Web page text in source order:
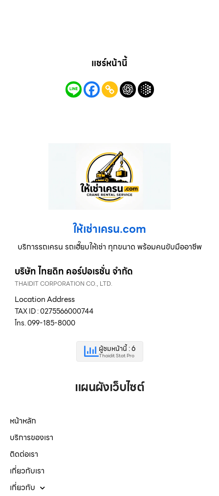
แชร์หน้านี้
ให้เช่าเครน.com
บริการรถเครน รถเฮี๊ยบให้เช่า ทุกขนาด พร้อมคนขับมืออาชีพ
บริษัท ไทยดิท คอร์ปอเรชั่น จำกัด
THAIDIT CORPORATION CO., LTD.
Location Address
TAX ID : 0275566000744
โทร. 099-185-8000
ผู้ชมหน้านี้ : 6
Thaidit Stat Pro
แผนผังเว็บไซต์
หน้าหลัก
บริการของเรา
ติดต่อเรา
เกี่ยวกับเรา
เกี่ยวกับ